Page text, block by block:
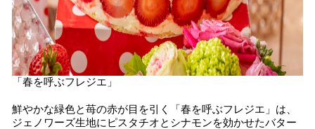
「春を呼ぶフレジエ」
鮮やかな緑色と苺の赤が目を引く「春を呼ぶフレジエ」は、
ジェノワーズ生地にピスタチオとシナモンを効かせたバター